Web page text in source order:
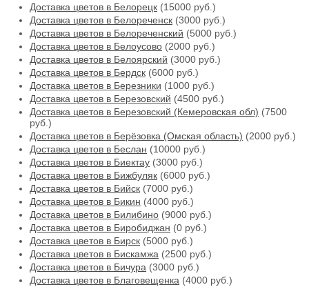
Доставка цветов в Белорецк (15000 руб.)
Доставка цветов в Белореченск (3000 руб.)
Доставка цветов в Белореченский (5000 руб.)
Доставка цветов в Белоусово (2000 руб.)
Доставка цветов в Белоярский (3000 руб.)
Доставка цветов в Бердск (6000 руб.)
Доставка цветов в Березники (1000 руб.)
Доставка цветов в Березовский (4500 руб.)
Доставка цветов в Березовский (Кемеровская обл) (7500
руб.)
Доставка цветов в Берёзовка (Омская область) (2000 руб.)
Доставка цветов в Беслан (10000 руб.)
Доставка цветов в Биектау (3000 руб.)
Доставка цветов в Бижбуляк (6000 руб.)
Доставка цветов в Бийск (7000 руб.)
Доставка цветов в Бикин (4000 руб.)
Доставка цветов в Билибино (9000 руб.)
Доставка цветов в Биробиджан (0 руб.)
Доставка цветов в Бирск (5000 руб.)
Доставка цветов в Бискамжа (2500 руб.)
Доставка цветов в Бичура (3000 руб.)
Доставка цветов в Благовещенка (4000 руб.)